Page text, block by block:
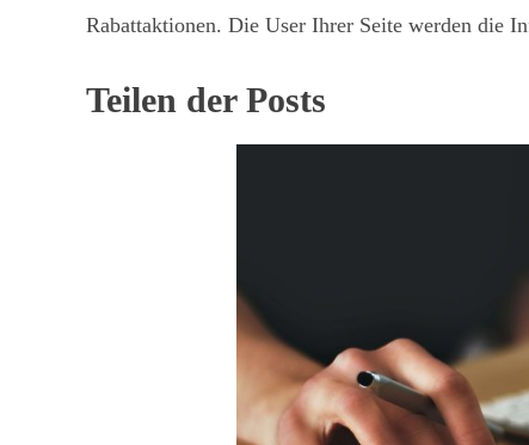
Rabattaktionen. Die User Ihrer Seite werden die
Teilen der Posts